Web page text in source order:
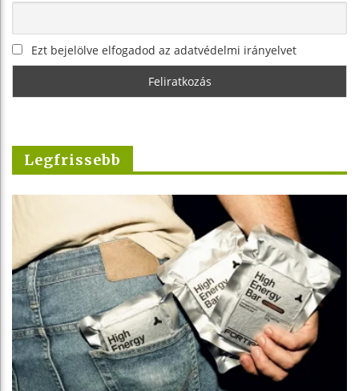
Ezt bejelölve elfogadod az adatvédelmi irányelvet
Legfrissebb